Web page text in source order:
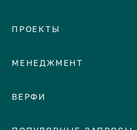
ЕВРОПА
Греция
Испания
ПРОЕКТЫ
МЕНЕДЖМЕНТ
Помощь с продажей яхты
ВЕРФИ